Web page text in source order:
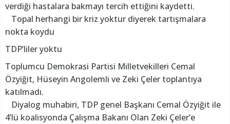
verdiği hastalara bakmayı tercih ettiğini kaydetti.
Topal herhangi bir kriz yoktur diyerek tartışmalara
nokta koydu
TDP’liler yoktu
Toplumcu Demokrasi Partisi Milletvekilleri Cemal
Özyiğit, Hüseyin Angolemli ve Zeki Çeler toplantıya
katılmadı.
Diyalog muhabiri, TDP genel Başkanı Cemal Özyiğit ile
4’lü koalisyonda Çalışma Bakanı Olan Zeki Çeler’e